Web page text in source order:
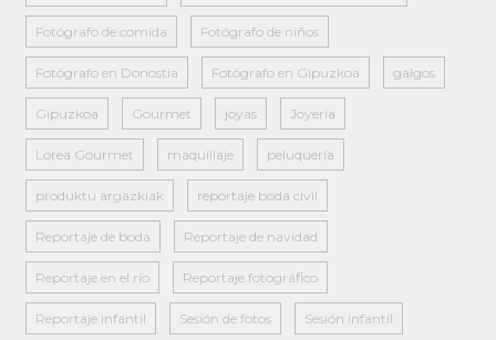
Fotógrafo de comida Fotógrafo de niños
Fotógrafo en Donostia Fotógrafo en Gipuzkoa galgos
Gipuzkoa Gourmet joyas Joyería
Lorea Gourmet maquillaje peluquería
produktu argazkiak reportaje boda civil
Reportaje de boda Reportaje de navidad
Reportaje en el río Reportaje fotográfico
Reportaje infantil Sesión de fotos Sesión infantil